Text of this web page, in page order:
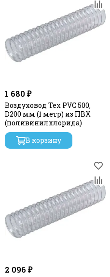
1 680 ₽
Воздуховод Tex PVC 500,
D200 мм (1 метр) из ПВХ
(поливинилхлорида)
В корзину
2 096 ₽